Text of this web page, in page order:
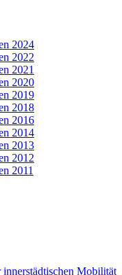
2024
2022
2021
2020
2019
2018
2016
2014
2013
2012
2011
Mobilität